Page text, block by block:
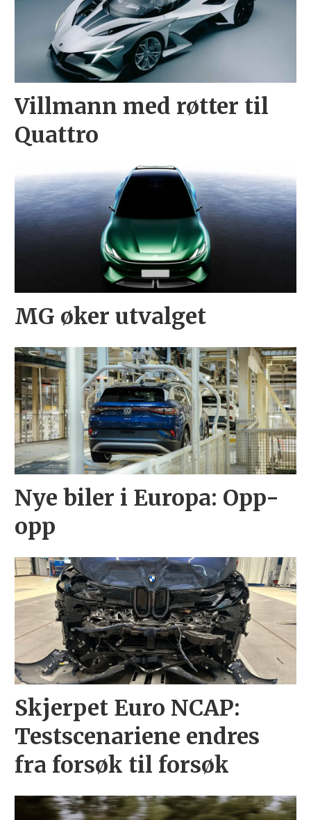
Villmann med røtter til
Quattro
MG øker utvalget
Nye biler i Europa: Opp-
opp
Skjerpet Euro NCAP:
Testscenariene endres
fra forsøk til forsøk